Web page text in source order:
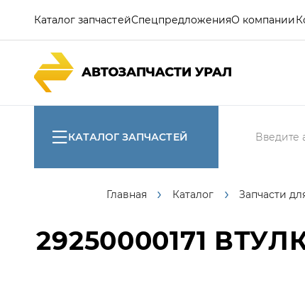
Каталог запчастейСпецпредложенияО компании
КАТАЛОГ ЗАПЧАСТЕЙ
Главная Каталог Запчасти
29250000171